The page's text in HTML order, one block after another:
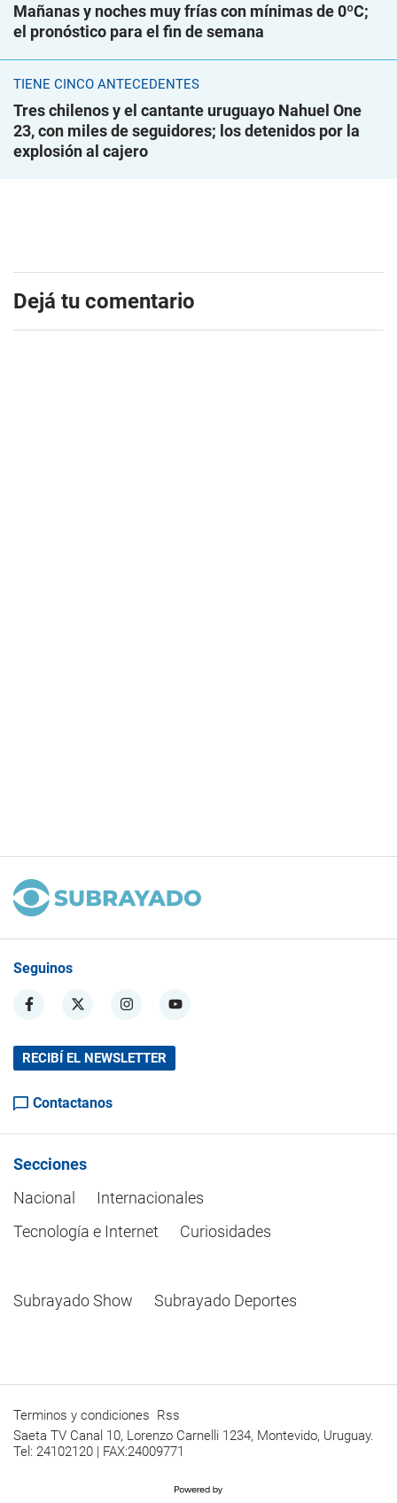
Mañanas y noches muy frías con mínimas de 0ºC;
el pronóstico para el fin de semana
TIENE CINCO ANTECEDENTES
Tres chilenos y el cantante uruguayo Nahuel One
23, con miles de seguidores; los detenidos por la
explosión al cajero
Dejá tu comentario
Seguinos
RECIBÍ EL NEWSLETTER
Contactanos
Secciones
Nacional
Internacionales
Tecnología e Internet
Curiosidades
Subrayado Show Subrayado Deportes
Terminos y condiciones Rss
Saeta TV Canal 10, Lorenzo Carnelli 1234, Montevido, Uruguay.
Tel: 24102120 | FAX:24009771